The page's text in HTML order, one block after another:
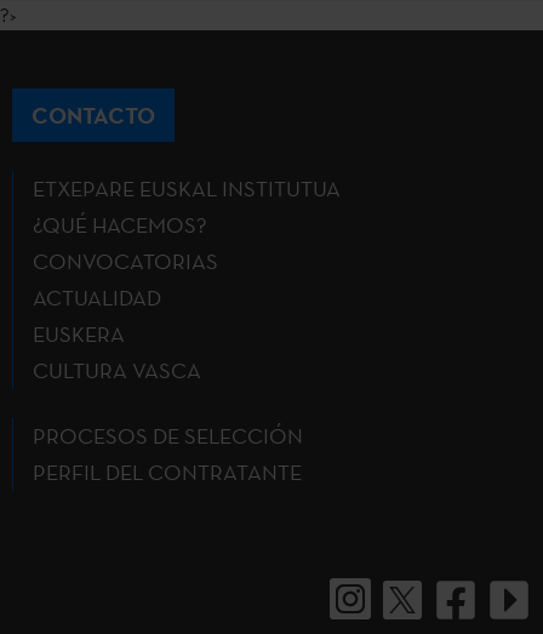
?>
CONTACTO
ETXEPARE EUSKAL INSTITUTUA
¿QUÉ HACEMOS?
CONVOCATORIAS
ACTUALIDAD
EUSKERA
CULTURA VASCA
PROCESOS DE SELECCIÓN
PERFIL DEL CONTRATANTE